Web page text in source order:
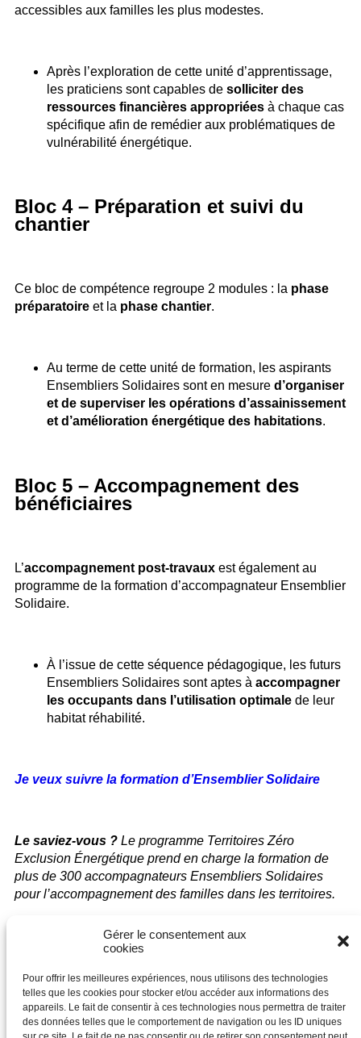
Gérer le consentement aux
cookies
Pour offrir les meilleures expériences, nous utilisons des technologies
telles que les cookies pour stocker et/ou accéder aux informations des
appareils. Le fait de consentir à ces technologies nous permettra de traiter
des données telles que le comportement de navigation ou les ID uniques
accessibles aux familles les plus modestes.
Après l’exploration de cette unité d’apprentissage,
les praticiens sont capables de solliciter des
ressources financières appropriées à chaque cas
spécifique afin de remédier aux problématiques de
vulnérabilité énergétique.
Bloc 4 – Préparation et suivi du
chantier
Ce bloc de compétence regroupe 2 modules : la phase
préparatoire et la phase chantier.
Au terme de cette unité de formation, les aspirants
Ensembliers Solidaires sont en mesure d’organiser
et de superviser les opérations d’assainissement
et d’amélioration énergétique des habitations.
Bloc 5 – Accompagnement des
bénéficiaires
L’accompagnement post-travaux est également au
programme de la formation d’accompagnateur Ensemblier
Solidaire.
À l’issue de cette séquence pédagogique, les futurs
Ensembliers Solidaires sont aptes à accompagner
les occupants dans l’utilisation optimale de leur
habitat réhabilité.
Je veux suivre la formation d’Ensemblier Solidaire
Le saviez-vous ? Le programme Territoires Zéro
Exclusion Énergétique prend en charge la formation de
plus de 300 accompagnateurs Ensembliers Solidaires
pour l’accompagnement des familles dans les territoires.
Questions sur le programme :
territoires@stopexclusionenergetique.org